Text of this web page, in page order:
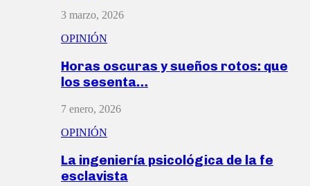
3 marzo, 2026
OPINIÓN
Horas oscuras y sueños rotos: que
los sesenta…
7 enero, 2026
OPINIÓN
La ingeniería psicológica de la fe
esclavista